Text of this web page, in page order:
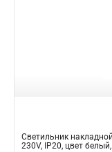
Светильник
230V, IP20, цвет